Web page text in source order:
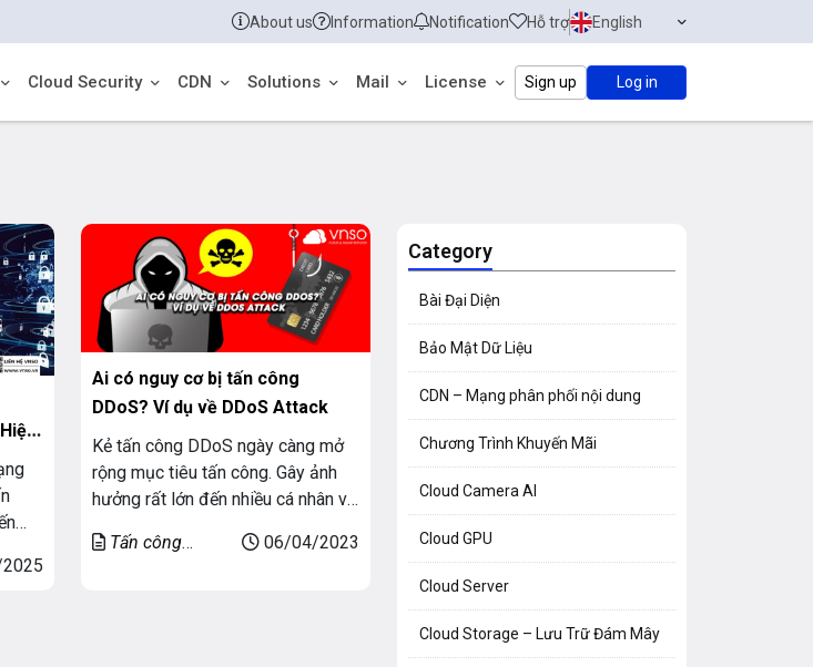
About us Information Notification Hỗ trợ English
Cloud Security CDN Solutions Mail License Sign up Log in
có
Ai có nguy cơ bị tấn công
DDoS? Ví dụ về DDoS Attack
Kẻ tấn công DDoS ngày càng mở
rộng mục tiêu tấn công. Gây ảnh
hưởng rất lớn đến nhiều cá nhân và
mạng trực tuyến. Bất kỳ ai sử dụng
Tấn công
06/04/2023
Category
Bài Đại Diện
Bảo Mật Dữ Liệu
CDN – Mạng phân phối nội dung
Chương Trình Khuyến Mãi
Cloud Camera AI
Cloud GPU
Cloud Server
Cloud Storage – Lưu Trữ Đám Mây